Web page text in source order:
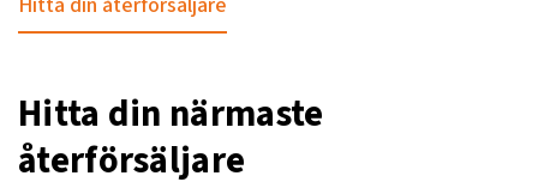
Hitta din närmaste
återförsäljare